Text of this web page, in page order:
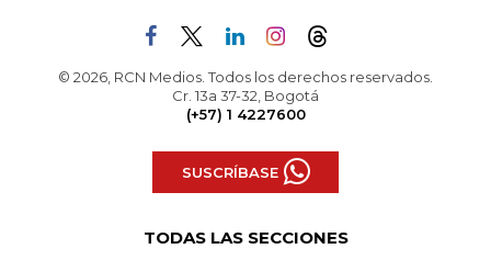
© 2026, RCN Medios. Todos los derechos reservados.
Cr. 13a 37-32, Bogotá
(+57) 1 4227600
SUSCRÍBASE
TODAS LAS SECCIONES